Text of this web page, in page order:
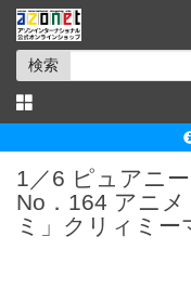
検索
ｱ
1／6 ピュアニ
No．164 アニ
ミ」クリィミー